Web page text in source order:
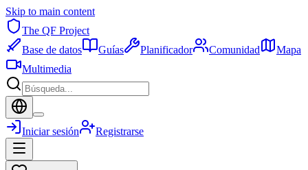
Skip to main content
The QF Project
Base de datos
Guías Planificador Comunidad
Mapa
Multimedia
Iniciar sesión Registrarse